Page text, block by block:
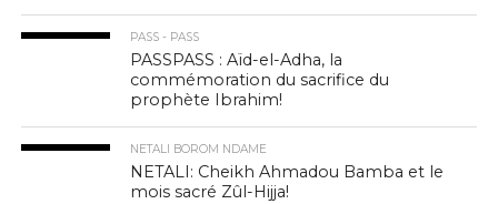
PASS - PASS
PASSPASS : Aïd-el-Adha, la
commémoration du sacrifice du
prophète Ibrahim!
NETALI BOROM NDAME
NETALI: Cheikh Ahmadou Bamba et le
mois sacré Zûl-Hijja!